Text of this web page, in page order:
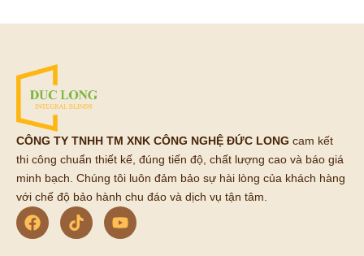
CÔNG TY TNHH TM XNK CÔNG NGHỆ ĐỨC LONG cam kết
thi công chuẩn thiết kế, đúng tiến độ, chất lượng cao và báo giá
minh bạch. Chúng tôi luôn đảm bảo sự hài lòng của khách hàng
với chế độ bảo hành chu đáo và dịch vụ tận tâm.